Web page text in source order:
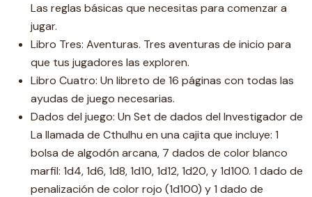
Las reglas básicas que necesitas para comenzar a
jugar.
Libro Tres: Aventuras. Tres aventuras de inicio para
que tus jugadores las exploren.
Libro Cuatro: Un libreto de 16 páginas con todas las
ayudas de juego necesarias.
Dados del juego: Un Set de dados del Investigador de
La llamada de Cthulhu en una cajita que incluye: 1
bolsa de algodón arcana, 7 dados de color blanco
marfil: 1d4, 1d6, 1d8, 1d10, 1d12, 1d20, y 1d100. 1 dado de
penalización de color rojo (1d100) y 1 dado de